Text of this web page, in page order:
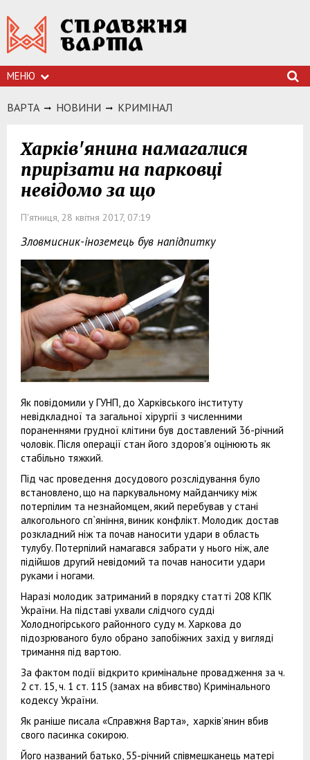
МЕНЮ
ВАРТА НОВИНИ КРИМIНАЛ
Харків'янина намагалися
прирізати на парковці
невідомо за що
П'ятниця, 28 квітня 2017, 07:19
Зловмисник-іноземець був напідпитку
Як повідомили у ГУНП, до Харківського інституту
невідкладної та загальної хірургії з численними
пораненнями грудної клітини був доставлений 36-річний
чоловік. Після операції стан його здоров'я оцінюють як
стабільно тяжкий.
Під час проведення досудового розслідування було
встановлено, що на паркувальному майданчику між
потерпілим та незнайомцем, який перебував у стані
алкогольного сп`яніння, виник конфлікт. Молодик достав
розкладний ніж та почав наносити удари в область
тулубу. Потерпілий намагався забрати у нього ніж, але
підійшов другий невідомий та почав наносити удари
руками і ногами.
Наразі молодик затриманий в порядку статті 208 КПК
України. На підставі ухвали слідчого судді
Холодногірського районного суду м. Харкова до
підозрюваного було обрано запобіжних захід у вигляді
тримання під вартою.
За фактом події відкрито кримінальне провадження за ч.
2 ст. 15, ч. 1 ст. 115 (замах на вбивство) Кримінального
кодексу України.
Як раніше писала «Справжня Варта», харків’янин вбив
свого пасинка сокирою.
Його названий батько, 55-річний співмешканець матері